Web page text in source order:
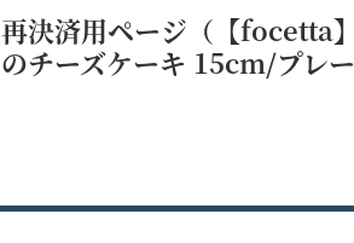
再決済用ページ（【focetta
のチーズケーキ 15cm/プレー